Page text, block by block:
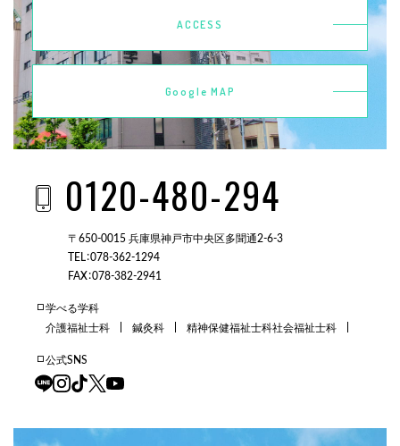
ACCESS
Google MAP
0120-480-294
〒650-0015 兵庫県神戸市中央区多聞通2-6-3
TEL：078-362-1294
FAX：078-382-2941
学べる学科
介護福祉士科
鍼灸科 精神保健福祉士科社会福祉士科
公式SNS